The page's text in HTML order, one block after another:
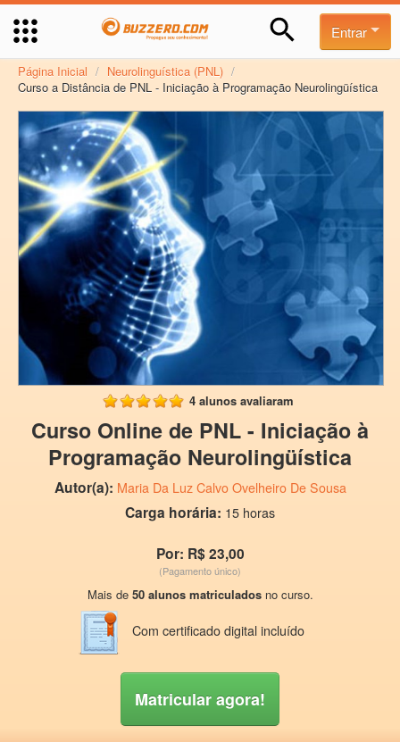
Entrar
Página Inicial / Neurolinguística (PNL) /
Curso a Distância de PNL - Iniciação à Programação Neurolingüística
4 alunos avaliaram
Curso Online de PNL - Iniciação à
Programação Neurolingüística
Autor(a): Maria Da Luz Calvo Ovelheiro De Sousa
Carga horária: 15 horas
Por: R$ 23,00
(Pagamento único)
Mais de 50 alunos matriculadosno curso.
Com certificado digital incluído
Matricular agora!